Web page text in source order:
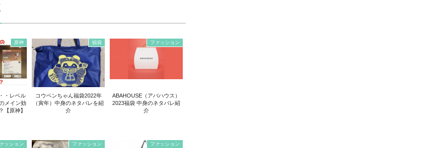
原神
・レベル
メイン効
【原神】
福袋
コウペンちゃん福袋2022年
（寅年）中身のネタバレを紹
介
ファッション
ABAHOUSE（アバハウス）
2023福袋 中身のネタバレ紹
介
ッション ファッション ファッション